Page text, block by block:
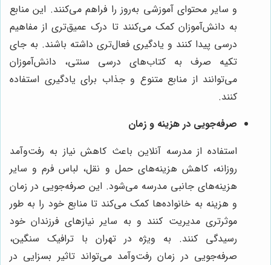
و سایر محتوای آموزشی به‌روز را فراهم می‌کنند. این منابع
به دانش‌آموزان کمک می‌کنند تا درک عمیق‌تری از مفاهیم
درسی پیدا کنند و یادگیری فعال‌تری داشته باشند. به جای
تکیه صرف به کتاب‌های درسی سنتی، دانش‌آموزان
می‌توانند از منابع متنوع و جذاب برای یادگیری استفاده
کنند.
صرفه‌جویی در هزینه و زمان
استفاده از مدرسه آنلاین باعث کاهش نیاز به رفت‌وآمد
روزانه، کاهش هزینه‌های حمل و نقل، لباس فرم و سایر
هزینه‌های جانبی مدرسه می‌شود. این صرفه‌جویی در زمان
و هزینه به خانواده‌ها کمک می‌کند تا منابع خود را به طور
موثرتری مدیریت کنند و به سایر نیازهای فرزندان خود
رسیدگی کنند. به ویژه در تهران با ترافیک سنگین،
صرفه‌جویی در زمان رفت‌وآمد می‌تواند تاثیر بسزایی در